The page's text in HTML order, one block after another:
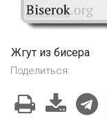
Жгут из бисера
Поделиться: